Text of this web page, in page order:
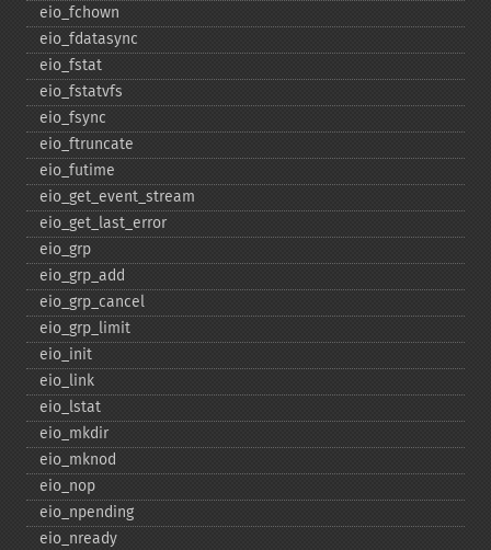
eio_​fchown
eio_​fdatasync
eio_​fstat
eio_​fstatvfs
eio_​fsync
eio_​ftruncate
eio_​futime
eio_​get_​event_​stream
eio_​get_​last_​error
eio_​grp
eio_​grp_​add
eio_​grp_​cancel
eio_​grp_​limit
eio_​init
eio_​link
eio_​lstat
eio_​mkdir
eio_​mknod
eio_​nop
eio_​npending
eio_​nready